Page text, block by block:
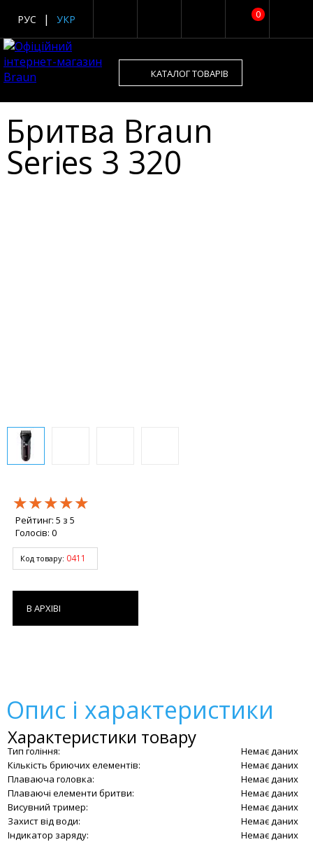
0
РУС УКР
КАТАЛОГ ТОВАРІВ
Бритва Braun
Series 3 320
★★★★★
★★★★★
★★★★★
Рейтинг: 5 з 5
Голосів: 0
Код товару: 0411
В АРХІВІ
Опис і характеристики
Характеристики товару
Тип гоління:
Немає даних
Кількість бриючих елементів:
Немає даних
Плаваюча головка:
Немає даних
Плаваючі елементи бритви:
Немає даних
Висувний тример:
Немає даних
Захист від води:
Немає даних
Індикатор заряду:
Немає даних